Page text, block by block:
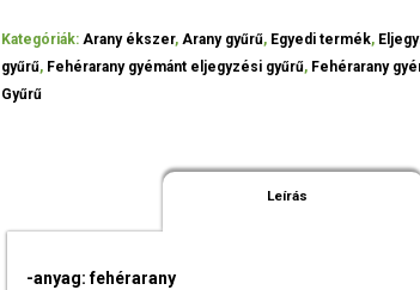
Kategóriák:Arany ékszer,Arany gyűrű, Egyedi termék,
gyűrű, Fehérarany gyémánt eljegyzési gyűrű, Fehérarany
Gyűrű
Leírás
-anyag: fehérarany